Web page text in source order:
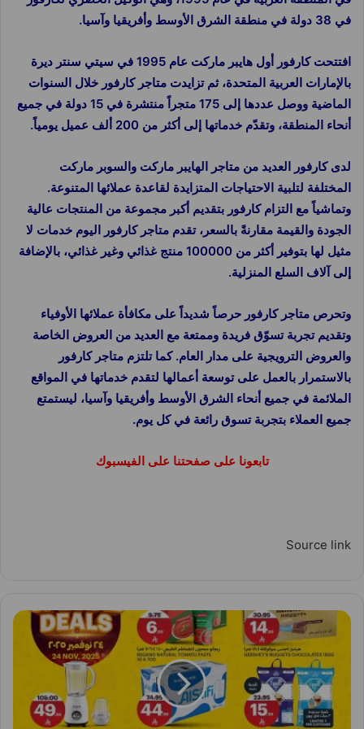
في 38 دولة في منطقة الشرق الأوسط وأفريقيا وآسيا.
افتتحت كارفور أول هايبر ماركت عام 1995 في سيتي سنتر ديرة
بالإمارات العربية المتحدة، ثم تزايدت متاجر كارفور خلال السنوات
الماضية ووصل عددها إلى 175 متجراً منتشرة في 15 دولة في جميع
أنحاء المنطقة، وتقدّم خدماتها إلى أكثر من 200 ألف عميل يومياً.
لدى كارفور العديد من متاجر الهايبر ماركت والسوبر ماركت
المختلفة لتلبية الاحتياجات المتزايدة لقاعدة عملائها المتنوعة.
وتماشياً مع التزام كارفور بتقديم أكبر مجموعة من المنتجات عالية
الجودة والقيمة مقارنةً بالسعر، تقدم متاجر كارفور اليوم خدمات لا
مثيل لها بتوفير أكثر من 100000 منتج غذائي وغير غذائي، بالإضافة
إلى آلاف السلع المنزلية.
وتحرص متاجر كارفور حرصاً شديداً على مكافأة عملائها الأوفياء
وتقديم تجربة تسوّق فريدة وممتعة مع العديد من العروض الخاصة
والعروض الترويجية على مدار العام. كما تلتزم متاجر كارفور
بالاستمرار بالعمل على توسعة أعمالها لتقدم خدماتها في المواقع
الملائمة في جميع أنحاء الشرق الأوسط وأفريقيا وآسيا، ليستمتع
جميع العملاء بتجربة تسوق رائعة في كل يوم.
تابعونا على صفحتنا على الفيسبوك
Source link